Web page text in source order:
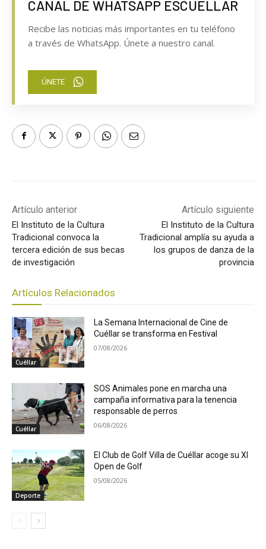
CANAL DE WHATSAPP ESCUELLAR
Recibe las noticias más importantes en tu teléfono
a través de WhatsApp. Únete a nuestro canal.
ÚNETE
Artículo anterior
El Instituto de la Cultura
Tradicional convoca la
tercera edición de sus becas
de investigación
Artículo siguiente
El Instituto de la Cultura
Tradicional amplía su ayuda a
los grupos de danza de la
provincia
Artículos Relacionados
Cuéllar
La Semana Internacional de Cine de
Cuéllar se transforma en Festival
07/08/2026
Cuéllar
SOS Animales pone en marcha una
campaña informativa para la tenencia
responsable de perros
06/08/2026
Deporte
El Club de Golf Villa de Cuéllar acoge su XI
Open de Golf
05/08/2026